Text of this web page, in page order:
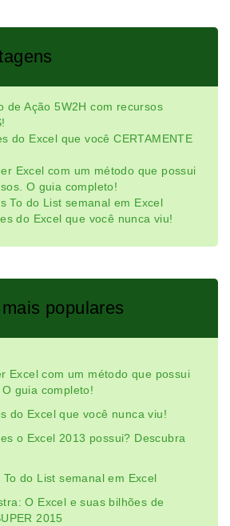
de Ação 5W2H com recursos
do Excel que você CERTAMENTE
Excel com um método que possui
O guia completo!
To do List semanal em Excel
do Excel que você nunca viu!
populares
Excel com um método que possui
guia completo!
do Excel que você nunca viu!
o Excel 2013 possui? Descubra
do List semanal em Excel
O Excel e suas bilhões de
2015